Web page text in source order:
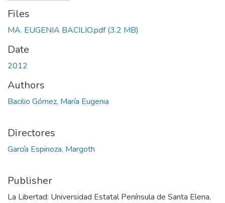
Files
MA. EUGENIA BACILIO.pdf(3.2 MB)
Date
2012
Authors
Bacilio Gómez, María Eugenia
Directores
García Espinoza, Margoth
Publisher
La Libertad: Universidad Estatal Península de Santa Elena,